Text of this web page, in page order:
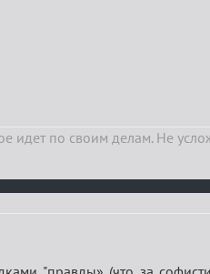
идет по своим делам. Не